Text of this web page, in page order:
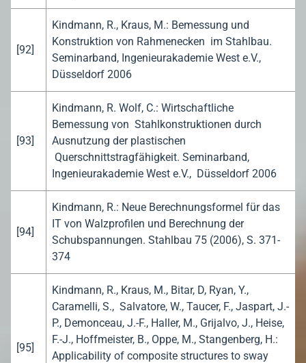
[92]
Kindmann, R., Kraus, M.: Bemessung und
Konstruktion von Rahmenecken im Stahlbau.
Seminarband, Ingenieurakademie West e.V.,
Düsseldorf 2006
[93]
Kindmann, R. Wolf, C.: Wirtschaftliche
Bemessung von Stahlkonstruktionen durch
Ausnutzung der plastischen
Querschnittstragfähigkeit. Seminarband,
Ingenieurakademie West e.V., Düsseldorf 2006
[94]
Kindmann, R.: Neue Berechnungsformel für das
IT von Walzprofilen und Berechnung der
Schubspannungen. Stahlbau 75 (2006), S. 371-
374
[95]
Kindmann, R., Kraus, M., Bitar, D, Ryan, Y.,
Caramelli, S., Salvatore, W., Taucer, F., Jaspart, J.-
P., Demonceau, J.-F., Haller, M., Grijalvo, J., Heise,
F.-J., Hoffmeister, B., Oppe, M., Stangenberg, H.:
Applicability of composite structures to sway